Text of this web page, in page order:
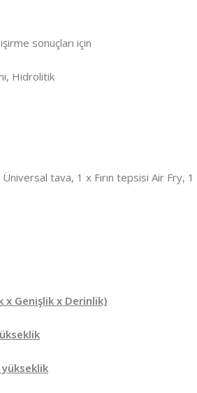
sonuçları için
Hidrolitik
tava, 1 x Fırın tepsisi Air Fry, 1
x Genişlik x Derinlik)